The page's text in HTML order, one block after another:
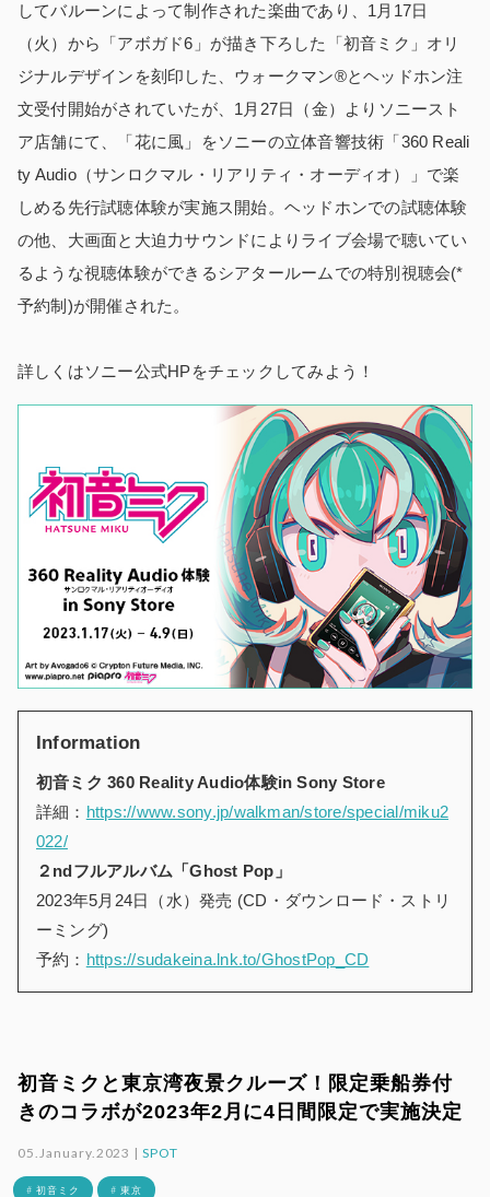
してバルーンによって制作された楽曲であり、1月17日
（火）から「アボガド6」が描き下ろした「初音ミク」オリ
ジナルデザインを刻印した、ウォークマン®とヘッドホン注
文受付開始がされていたが、1月27日（金）よりソニースト
ア店舗にて、「花に風」をソニーの立体音響技術「360 Reali
ty Audio（サンロクマル・リアリティ・オーディオ）」で楽
しめる先行試聴体験が実施ス開始。ヘッドホンでの試聴体験
の他、大画面と大迫力サウンドによりライブ会場で聴いてい
るような視聴体験ができるシアタールームでの特別視聴会(*
予約制)が開催された。
詳しくはソニー公式HPをチェックしてみよう！
Information
初音ミク 360 Reality Audio体験in Sony Store
詳細： https://www.sony.jp/walkman/store/special/miku2
022/
２ndフルアルバム「Ghost Pop」
2023年5月24日（水）発売 (CD・ダウンロード・ストリ
ーミング)
予約： https://sudakeina.lnk.to/GhostPop_CD
初音ミクと東京湾夜景クルーズ！限定乗船券付
きのコラボが2023年2月に4日間限定で実施決定
05.January.2023 |SPOT
# 初音ミク # 東京